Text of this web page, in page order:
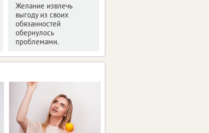
Желание извлечь
выгоду из своих
обязанностей
обернулось
проблемами.